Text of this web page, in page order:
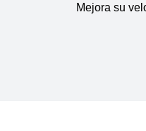
Mejora su